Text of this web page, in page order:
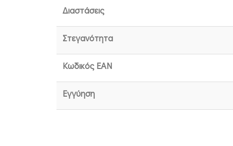
Διαστάσεις
Στεγανότητα
Κωδικός EAN
Εγγύηση